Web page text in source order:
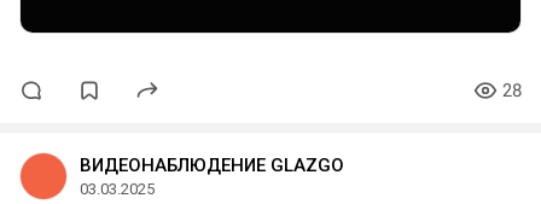
28
ВИДЕОНАБЛЮДЕНИЕ GLAZGO
03.03.2025